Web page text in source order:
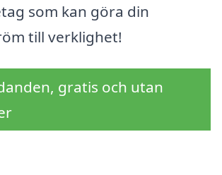
som kan göra din
till verklighet!
gratis och utan